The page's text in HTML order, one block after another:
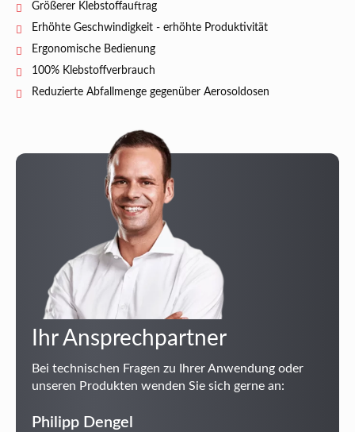
Größerer Klebstoffauftrag
Erhöhte Geschwindigkeit - erhöhte Produktivität
Ergonomische Bedienung
100% Klebstoffverbrauch
Reduzierte Abfallmenge gegenüber Aerosoldosen
Ihr Ansprechpartner
Bei technischen Fragen zu Ihrer Anwendung oder
unseren Produkten wenden Sie sich gerne an:
Philipp Dengel